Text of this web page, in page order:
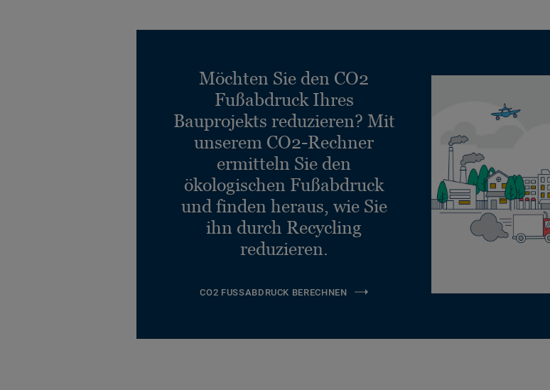
Möchten Sie den CO2
Fußabdruck Ihres
Bauprojekts reduzieren? Mit
unserem CO2-Rechner
ermitteln Sie den
ökologischen Fußabdruck
und finden heraus, wie Sie
ihn durch Recycling
reduzieren.
CO2 FUSSABDRUCK BERECHNEN